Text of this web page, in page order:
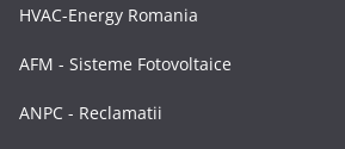
HVAC-Energy Romania
AFM - Sisteme Fotovoltaice
ANPC - Reclamatii